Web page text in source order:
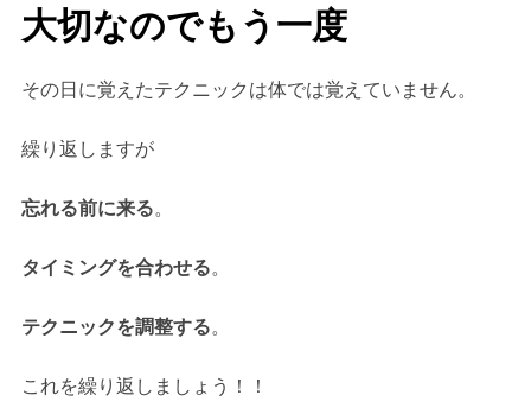
大切なのでもう一度
その日に覚えたテクニックは体では覚えていません。
繰り返しますが
忘れる前に来る。
タイミングを合わせる。
テクニックを調整する。
これを繰り返しましょう！！